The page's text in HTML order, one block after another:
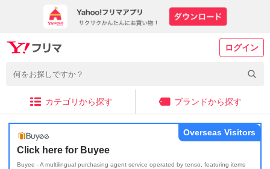
ログイン
カテゴリから探す ブランドから探す
Click here for Buyee
Buyee - A multilingual purchasing agent service operated by tenso, featuring items
Overseas Visitors